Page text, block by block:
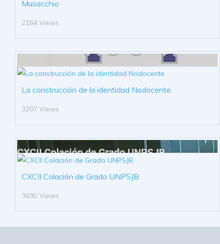
Musacchio
2164 Views
La construcción de la identidad Nodocente
3207 Views
CXCII Colación de Grado UNPSJB
3690 Views